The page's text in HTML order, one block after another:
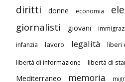
diritti donne economia
giornalisti giovani
infanzia lavoro legalità liberi
libertà di informazione libertà di
Mediterraneo memoria